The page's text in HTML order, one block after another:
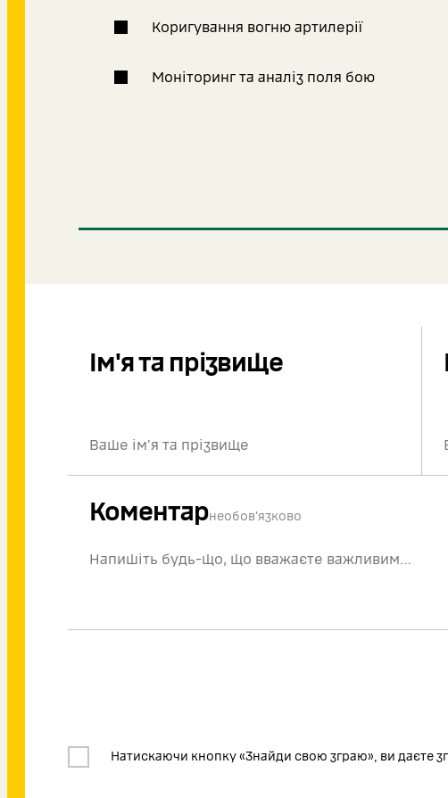
Коригування вогню артилерії
Моніторинг та аналіз поля бою
Ім'я та прізвище
Коментарнеобов'язково
Натискаючи кнопку «Знайди свою зграю», ви даєте